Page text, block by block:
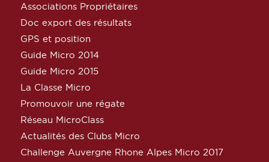
Associations Propriétaires
Doc export des résultats
GPS et position
Guide Micro 2014
Guide Micro 2015
La Classe Micro
Promouvoir une régate
Réseau MicroClass
Actualités des Clubs Micro
Challenge Auvergne Rhone Alpes Micro 2017